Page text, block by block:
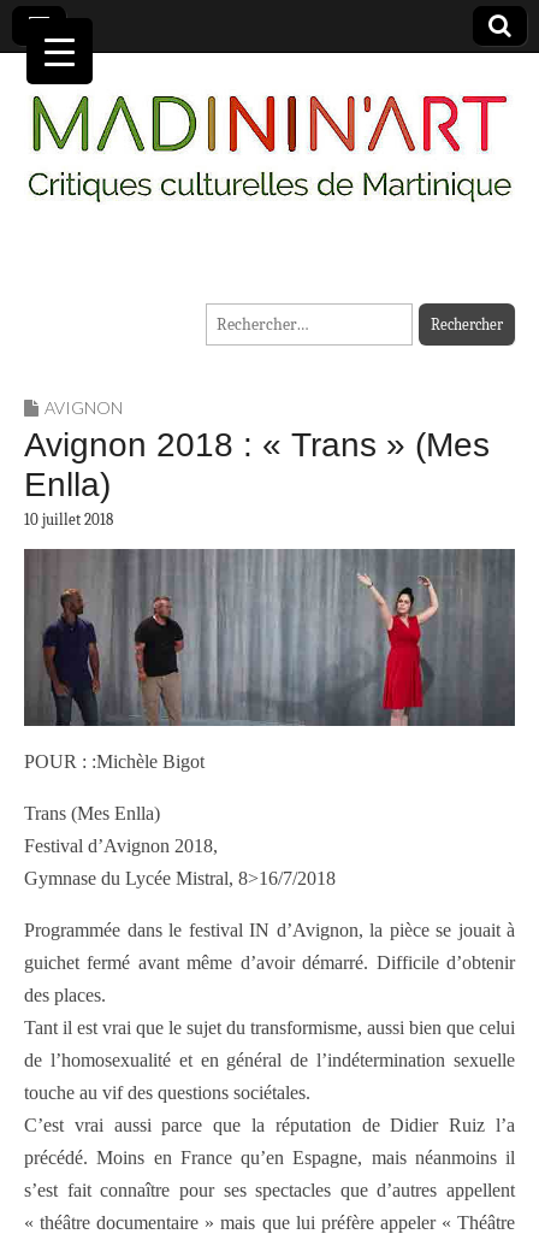
MADININ'ART
Rechercher :
AVIGNON
Avignon 2018 : « Trans » (Mes
Enlla)
10 juillet 2018
POUR : :Michèle Bigot
Trans (Mes Enlla)
Festival d’Avignon 2018,
Gymnase du Lycée Mistral, 8>16/7/2018
Programmée dans le festival IN d’Avignon, la pièce se jouait à
guichet fermé avant même d’avoir démarré. Difficile d’obtenir
des places.
Tant il est vrai que le sujet du transformisme, aussi bien que celui
de l’homosexualité et en général de l’indétermination sexuelle
touche au vif des questions sociétales.
C’est vrai aussi parce que la réputation de Didier Ruiz l’a
précédé. Moins en France qu’en Espagne, mais néanmoins il
s’est fait connaître pour ses spectacles que d’autres appellent
« théâtre documentaire » mais que lui préfère appeler « Théâtre